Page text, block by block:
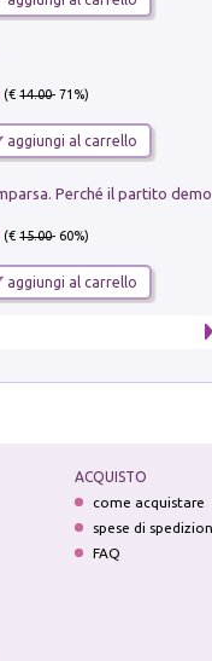
(€14.00- 71%)
aggiungi al carrello
(€15.00- 60%)
aggiungi al carrello
ACQUISTO
come acquistare
spese di
FAQ